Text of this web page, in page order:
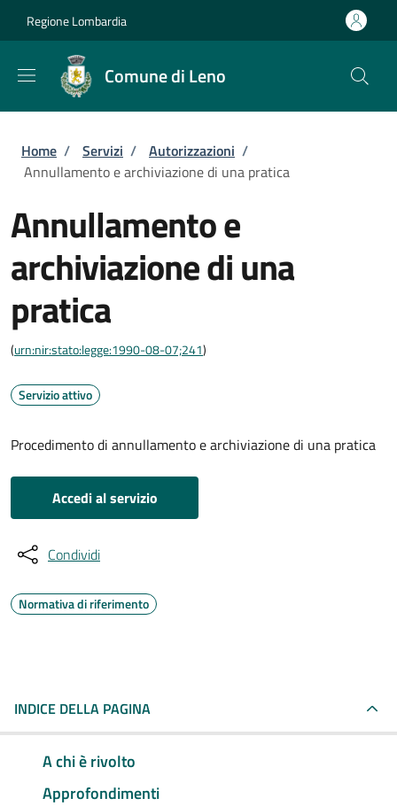
Regione Lombardia
Comune di Leno
Briciole di pane
Home / Servizi / Autorizzazioni /
Annullamento e archiviazione di una pratica
Annullamento e
archiviazione di una
pratica
(urn:nir:stato:legge:1990-08-07;241)
Servizio attivo
Procedimento di annullamento e archiviazione di una pratica
Accedi al servizio
Condividi
Normativa di riferimento
INDICE DELLA PAGINA
A chi è rivolto
Approfondimenti